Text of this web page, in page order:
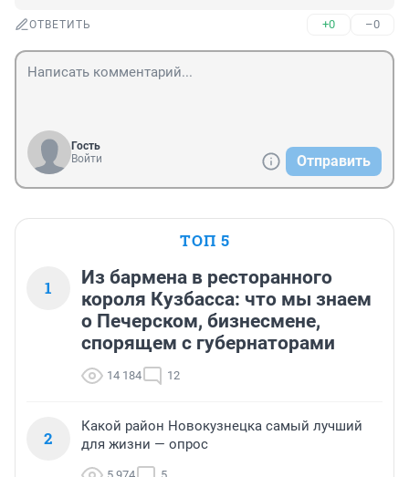
ОТВЕТИТЬ +0 –0
Гость
Войти
Отправить
ТОП 5
1
Из бармена в ресторанного
короля Кузбасса: что мы знаем
о Печерском, бизнесмене,
спорящем с губернаторами
14 184 12
2
Какой район Новокузнецка самый лучший
для жизни — опрос